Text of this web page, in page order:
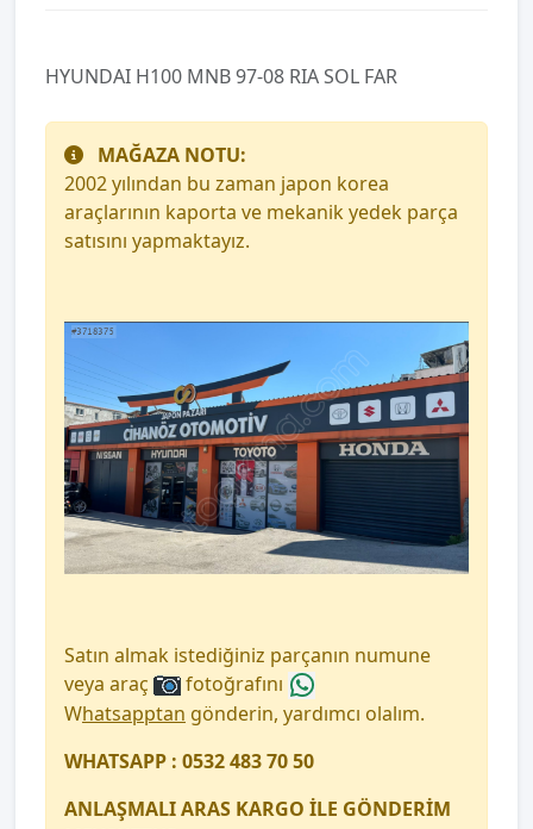
HYUNDAI H100 MNB 97-08 RIA SOL FAR
MAĞAZA NOTU:
2002 yılından bu zaman japon korea
araçlarının kaporta ve mekanik yedek parça
satısını yapmaktayız.
Satın almak istediğiniz parçanın numune
veya araç
fotoğrafını
Whatsapptan gönderin, yardımcı olalım.
WHATSAPP : 0532 483 70 50
ANLAŞMALI ARAS KARGO İLE GÖNDERİM